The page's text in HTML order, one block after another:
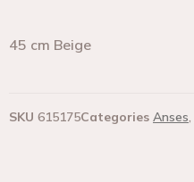
45 cm Beige
SKU 615175Categories Anses,